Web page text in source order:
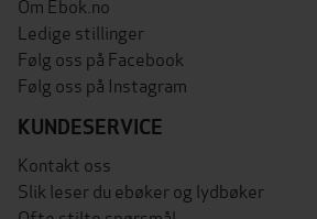
Om Ebok.no
Ledige stillinger
Følg oss på Facebook
Følg oss på Instagram
KUNDESERVICE
Kontakt oss
Slik leser du ebøker og lydbøker